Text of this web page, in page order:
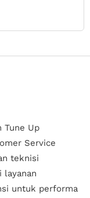
Tune Up
Service
teknisi
layanan
untuk performa